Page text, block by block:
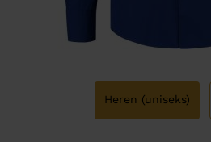
Heren (uniseks)